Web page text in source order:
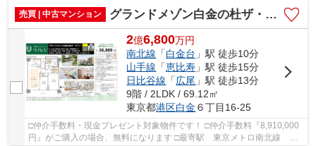
売買 | 中古マンション
グランドメゾン白金の杜ザ・タワー 仲介手数料無料＋100万円現金プレゼント中
2億6,800万円
南北線 「白金台 」駅 徒歩10分
山手線 「恵比寿 」駅 徒歩15分
日比谷線 「広尾 」駅 徒歩13分
9階 / 2LDK / 69.12㎡
東京都港区白金 ６丁目16-25
□仲介手数料・現金プレゼント対象物件です！ □仲介手数料『8,910,000
円』がご購入の場合、無料になります □最寄駅 東京メトロ南北線 白